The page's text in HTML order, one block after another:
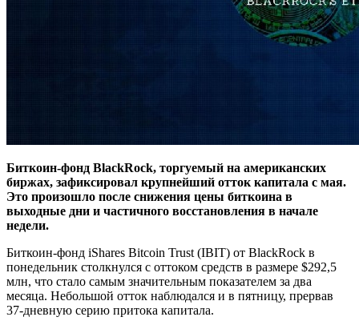
Биткоин-фонд BlackRock, торгуемый на американских
биржах, зафиксировал крупнейший отток капитала с мая.
Это произошло после снижения цены биткоина в
выходные дни и частичного восстановления в начале
недели.
Биткоин-фонд iShares Bitcoin Trust (IBIT) от BlackRock в
понедельник столкнулся с оттоком средств в размере $292,5
млн, что стало самым значительным показателем за два
месяца. Небольшой отток наблюдался и в пятницу, прервав
37-дневную серию притока капитала.